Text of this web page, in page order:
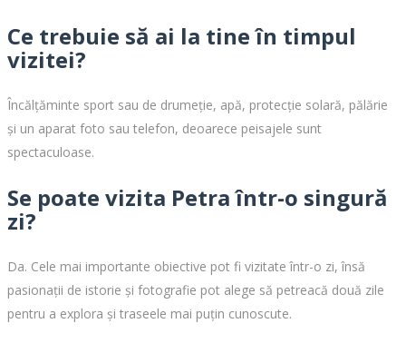
Ce trebuie să ai la tine în timpul
vizitei?
Încălțăminte sport sau de drumeție, apă, protecție solară, pălărie
și un aparat foto sau telefon, deoarece peisajele sunt
spectaculoase.
Se poate vizita Petra într-o singură
zi?
Da. Cele mai importante obiective pot fi vizitate într-o zi, însă
pasionații de istorie și fotografie pot alege să petreacă două zile
pentru a explora și traseele mai puțin cunoscute.